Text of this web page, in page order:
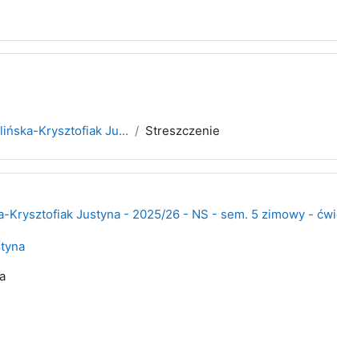
Krysztofiak Ju... Streszczenie
Krysztofiak Justyna - 2025/26 - NS - sem. 5 zimowy -